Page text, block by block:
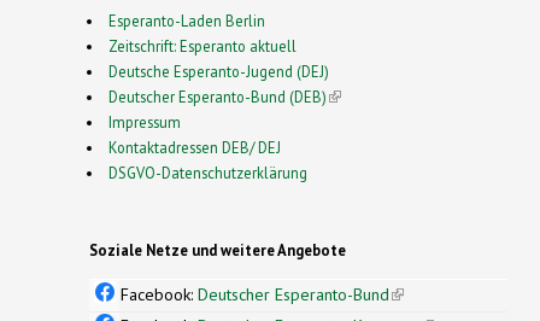
Esperanto-Laden Berlin
Zeitschrift: Esperanto aktuell
Deutsche Esperanto-Jugend (DEJ)
Deutscher Esperanto-Bund (DEB)(link is external)
Impressum
Kontaktadressen DEB/ DEJ
DSGVO-Datenschutzerklärung
Soziale Netze und weitere Angebote
Facebook: Deutscher Esperanto-Bund(link is